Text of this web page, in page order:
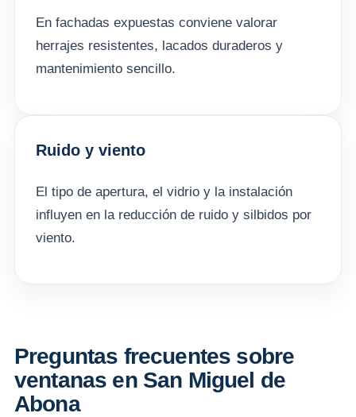
En fachadas expuestas conviene valorar
herrajes resistentes, lacados duraderos y
mantenimiento sencillo.
Ruido y viento
El tipo de apertura, el vidrio y la instalación
influyen en la reducción de ruido y silbidos por
viento.
Preguntas frecuentes sobre
ventanas en San Miguel de
Abona